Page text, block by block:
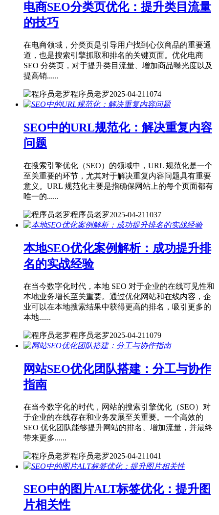
电商SEO分类页优化：提升类目流量
的技巧
在电商领域，分类页是引导用户找到心仪商品的重要通
道，也是搜索引擎抓取和排名的关键页面。优化电商
SEO 分类页，对于提升类目流量、增加商品曝光度以及
提高销......
程序员老罗2025-04-21 1074
SEO中的URL规范化：解决重复内容
问题
在搜索引擎优化（SEO）的领域中，URL 规范化是一个
至关重要的环节，尤其对于解决重复内容问题具有重要
意义。URL 规范化主要是指确保网站上的每个页面都有
唯一的......
程序员老罗2025-04-21 1037
本地SEO优化案例解析：成功提升排
名的实战经验
在当今数字化时代，本地 SEO 对于企业的在线可见性和
本地业务增长至关重要。通过优化网站和在线内容，企
业可以在本地搜索结果中获得更高的排名，吸引更多的
本地......
程序员老罗2025-04-21 1079
网站SEO优化团队搭建：分工与协作
指南
在当今数字化的时代，网站的搜索引擎优化（SEO）对
于企业的在线存在和业务发展至关重要。一个高效的
SEO 优化团队能够提升网站的排名、增加流量，并最终
带来更多......
程序员老罗2025-04-21 1041
SEO中的图片ALT标签优化：提升图
片相关性